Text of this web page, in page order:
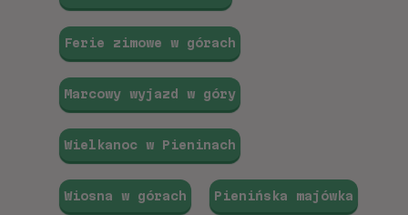
Ferie zimowe w górach
Marcowy wyjazd w góry
Wielkanoc w Pieninach
Wiosna w górach Pienińska majówka